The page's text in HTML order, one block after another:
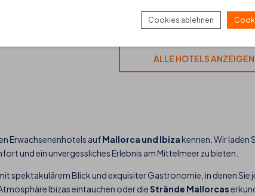
HOTEL SEHEN
ALLE HOTELS ANZEIGEN
Erwachsenenhotels aufMallorca und Ibizakennen. Wir laden
und ein unvergessliches Erlebnis am Mittelmeer zu bieten.
spektakulärem Blick und exquisiter Gastronomie, in denen Sie
Ibizas eintauchen oder dieStrände Mallorcas
Cookies ablehnen